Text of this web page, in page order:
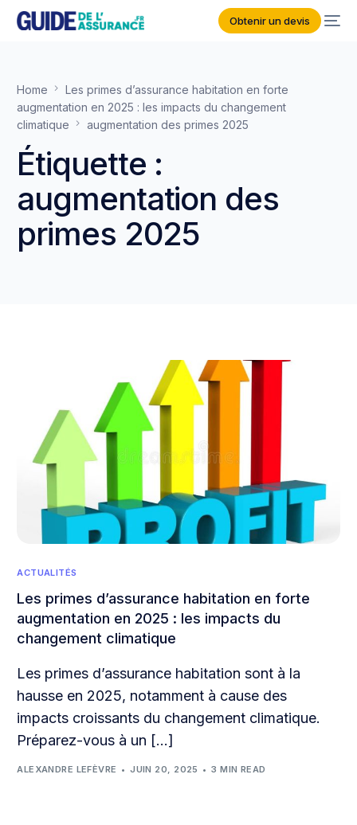
Obtenir un devis
Home
Les primes d’assurance habitation en forte
augmentation en 2025 : les impacts du changement
climatique
augmentation des primes 2025
Étiquette :
augmentation des
primes 2025
ACTUALITÉS
Les primes d’assurance habitation en forte
augmentation en 2025 : les impacts du
changement climatique
Les primes d’assurance habitation sont à la
hausse en 2025, notamment à cause des
impacts croissants du changement climatique.
Préparez-vous à un […]
ALEXANDRE LEFÈVRE JUIN 20, 2025 3 MIN READ